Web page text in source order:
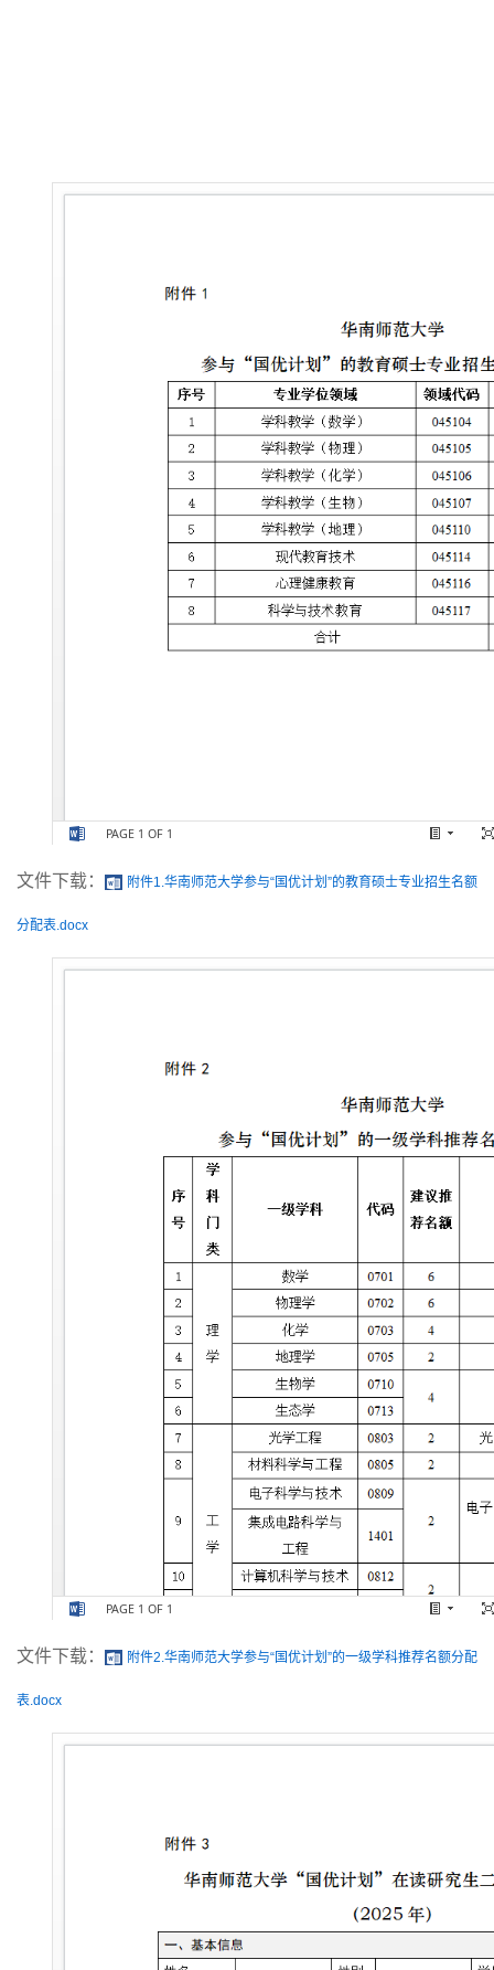
文件下载： 附件1.华南师范大学参与“国优计划”的教育硕士专业招生名额
分配表.docx
文件下载： 附件2.华南师范大学参与“国优计划”的一级学科推荐名额分配
表.docx